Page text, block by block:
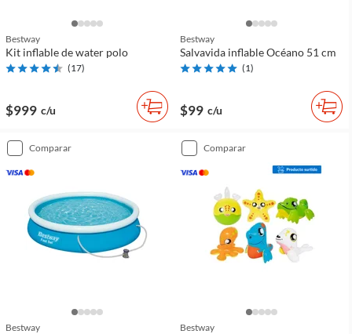
Bestway
Kit inflable de water polo
(17)
$999 c/u
Bestway
Salvavida inflable Océano 51 cm
(1)
$99 c/u
comparar
Bestway
comparar
Bestway